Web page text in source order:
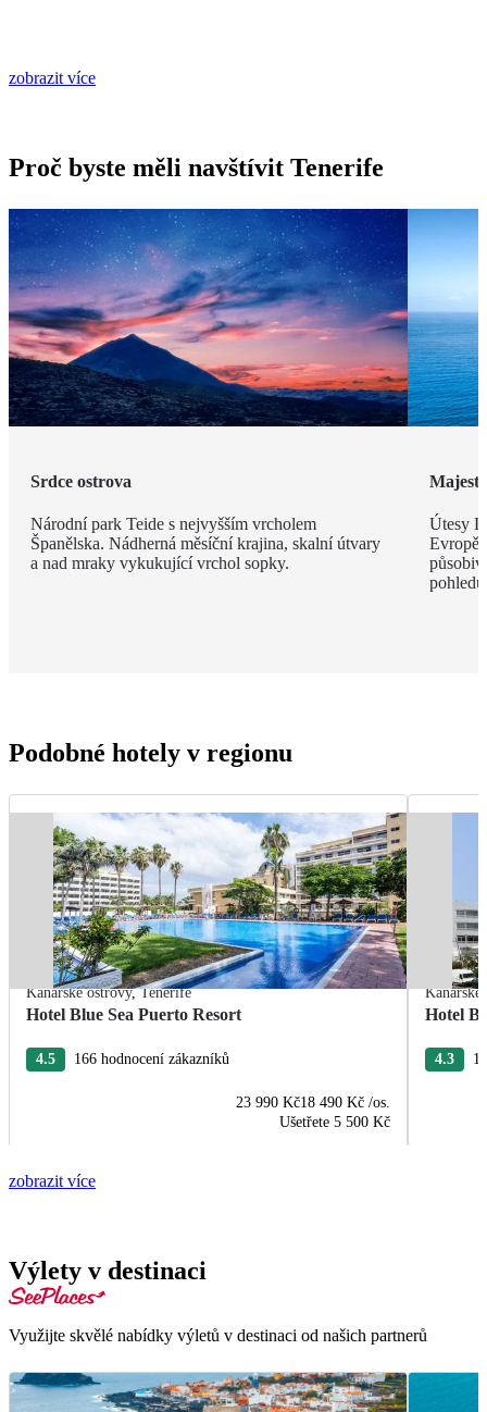
zobrazit více
Proč byste měli navštívit Tenerife
Srdce ostrova
Národní park Teide s nejvyšším vrcholem
Španělska. Nádherná měsíční krajina, skalní útvary
a nad mraky vykukující vrchol sopky.
Útesy
Evropě,
Podobné hotely v regionu
Kanárské ostrovy,Tenerife
Hotel Blue Sea Puerto Resort
4.5 166 hodnocení zákazníků
23 990 Kč18 490 Kč /os.
Ušetřete 5 500 Kč
Kanárské
Hotel
4.3
zobrazit více
Výlety v destinaci
Využijte skvělé nabídky výletů v destinaci od našich partnerů